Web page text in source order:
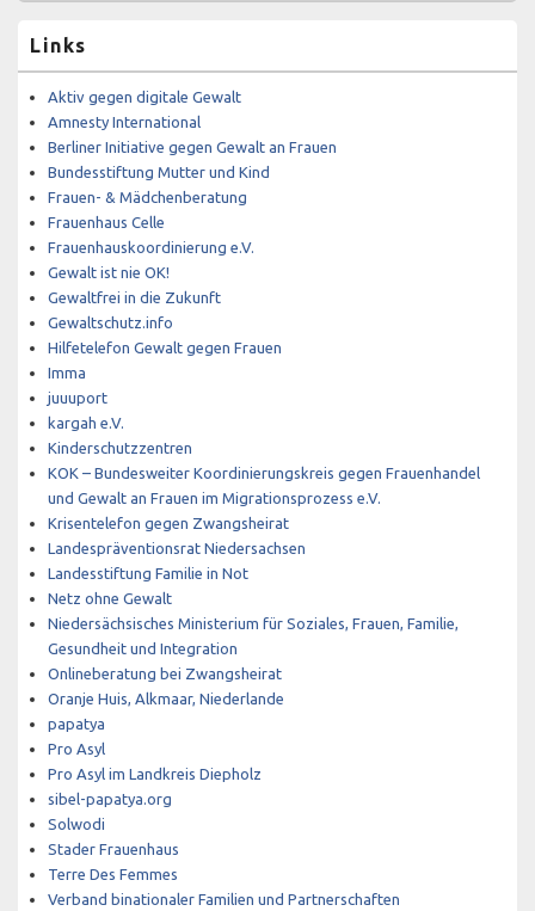
Links
Aktiv gegen digitale Gewalt
Amnesty International
Berliner Initiative gegen Gewalt an Frauen
Bundesstiftung Mutter und Kind
Frauen- & Mädchenberatung
Frauenhaus Celle
Frauenhauskoordinierung e.V.
Gewalt ist nie OK!
Gewaltfrei in die Zukunft
Gewaltschutz.info
Hilfetelefon Gewalt gegen Frauen
Imma
juuuport
kargah e.V.
Kinderschutzzentren
KOK – Bundesweiter Koordinierungskreis gegen Frauenhandel
und Gewalt an Frauen im Migrationsprozess e.V.
Krisentelefon gegen Zwangsheirat
Landespräventionsrat Niedersachsen
Landesstiftung Familie in Not
Netz ohne Gewalt
Niedersächsisches Ministerium für Soziales, Frauen, Familie,
Gesundheit und Integration
Onlineberatung bei Zwangsheirat
Oranje Huis, Alkmaar, Niederlande
papatya
Pro Asyl
Pro Asyl im Landkreis Diepholz
sibel-papatya.org
Solwodi
Stader Frauenhaus
Terre Des Femmes
Verband binationaler Familien und Partnerschaften